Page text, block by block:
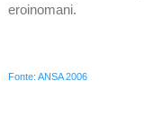
eroinomani.
Fonte: ANSA 2006